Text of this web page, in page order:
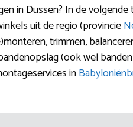
in Dussen? In de
uit de regio (provincie
trimmen,
(ook wel
in